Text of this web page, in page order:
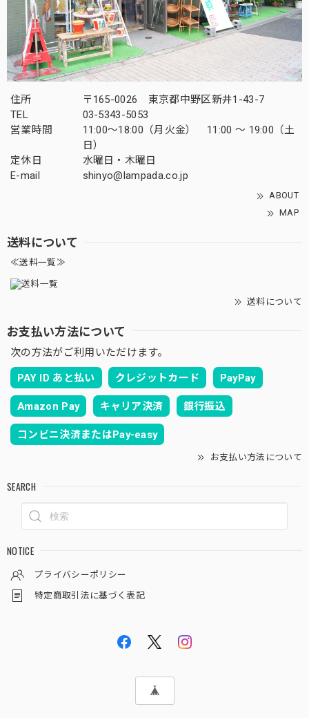
住所
〒165-0026 東京都中野区新井1-43-7
TEL
03-5343-5053
営業時間
11:00～18:00（月火金） 11:00 ～ 19:00（土
日）
定休日
水曜日・木曜日
E-mail
shinyo@lampada.co.jp
ABOUT
MAP
送料について
≪送料一覧≫
送料について
お支払い方法について
次の方法がご利用いただけます。
PAY ID あと払い クレジットカード PayPay
Amazon Pay キャリア決済 銀行振込
コンビニ決済またはPay-easy
お支払い方法について
SEARCH
NOTICE
プライバシーポリシー
特定商取引法に基づく表記